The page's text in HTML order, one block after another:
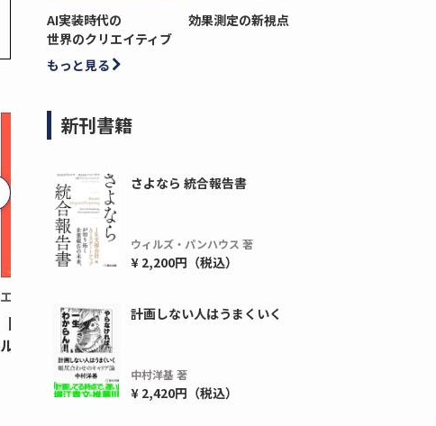
エムディーピー
【月間1,000万本以上の配布実績！】デジタ
ルクーポンを活用した販促キャンペーンを...
ダウンロードする
AI実装時代の
世界のクリエイティブ
効果測定の新視点
もっと見る
新刊書籍
さよなら 統合報告書
ウィルズ・パンハウス 著
¥ 2,200円（税込）
計画しない人はうまくいく
中村洋基 著
¥ 2,420円（税込）